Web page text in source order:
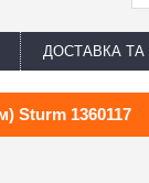
ДОСТАВКА ТА
Sturm 1360117